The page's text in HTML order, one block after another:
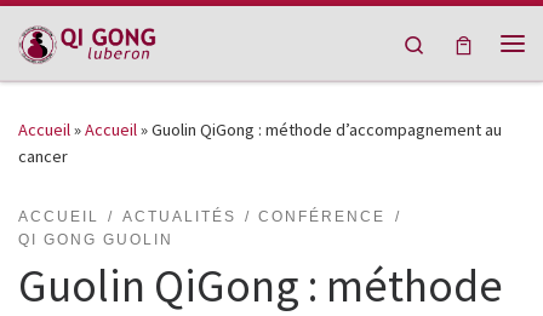
Passer au contenu
Search
Accueil»Accueil»Guolin QiGong : méthode d’accompagnement au
cancer
ACCUEIL ACTUALITÉS
CONFÉRENCE
QI GONG GUOLIN
Guolin QiGong : méthode